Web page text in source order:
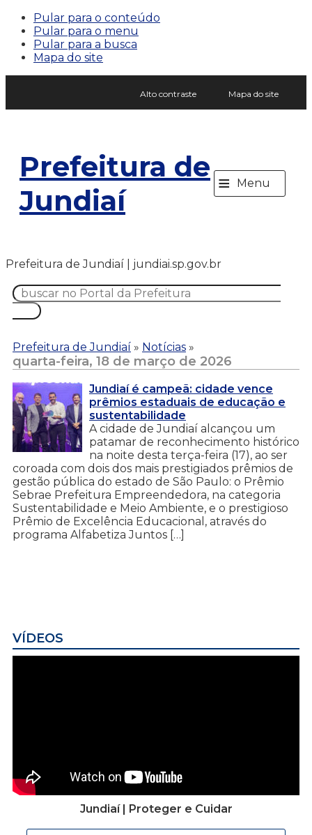
Pular para o conteúdo
Pular para o menu
Pular para a busca
Mapa do site
Alto contraste Mapa do site
Prefeitura de
Jundiaí
≡ Menu
Prefeitura de Jundiaí | jundiai.sp.gov.br
Prefeitura de Jundiaí » Notícias »
quarta-feira, 18 de março de 2026
Jundiaí é campeã: cidade vence
prêmios estaduais de educação e
sustentabilidade
A cidade de Jundiaí alcançou um
patamar de reconhecimento histórico
na noite desta terça-feira (17), ao ser
coroada com dois dos mais prestigiados prêmios de
gestão pública do estado de São Paulo: o Prêmio
Sebrae Prefeitura Empreendedora, na categoria
Sustentabilidade e Meio Ambiente, e o prestigioso
Prêmio de Excelência Educacional, através do
programa Alfabetiza Juntos […]
VÍDEOS
Jundiaí | Proteger e Cuidar